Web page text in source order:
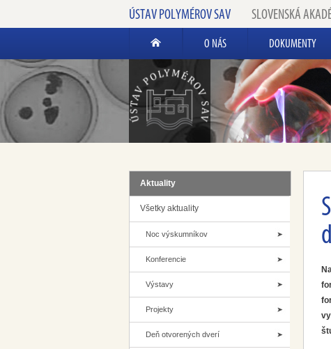
ÚSTAV POLYMÉROV SAV SLOVENSKÁ
O NÁS DOKUMENTY
Aktuality
Všetky aktuality
Noc výskumníkov
Konferencie
Výstavy
Projekty
Deň otvorených dverí